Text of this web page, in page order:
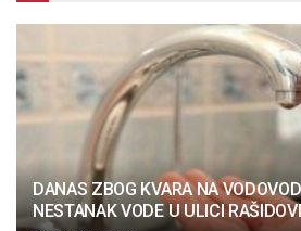
DANAS ZBOG KVARA NA
NESTANAK VODE U ULICI